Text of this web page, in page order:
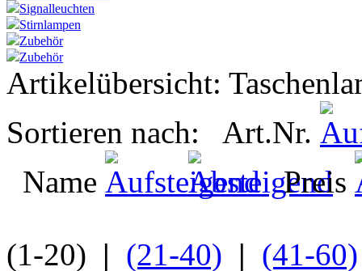
Signalleuchten
Stirnlampen
Zubehör
Zubehör
Artikelübersicht:
Sortieren nach: Art.Nr.
Name
Preis
(1-20) | (21-40) | (41-60)